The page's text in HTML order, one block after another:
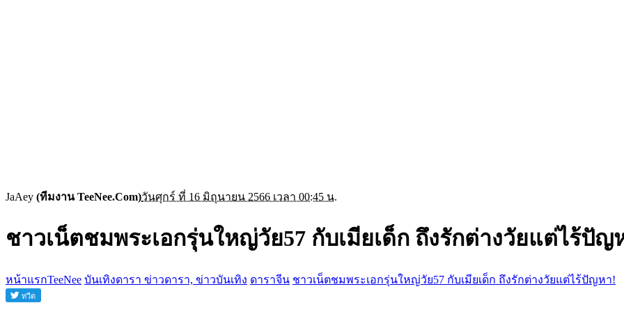
JaAey (ทีมงาน TeeNee.Com)วันศุกร์ ที่ 16 มิถุนายน 2566 เวลา 00:45 น.
ชาวเน็ตชมพระเอกรุ่นใหญ่วัย57 กับเมียเด็ก ถึงรักต่างวัยแต่ไร้ปัญ
หน้าแรกTeeNee บันเทิงดารา ข่าวดารา, ข่าวบันเทิง ดาราจีน ชาวเน็ตชมพระเอกรุ่นใหญ่วัย57 กับเมียเด็ก ถึงรักต่างวัยแต่ไร้ปัญหา!